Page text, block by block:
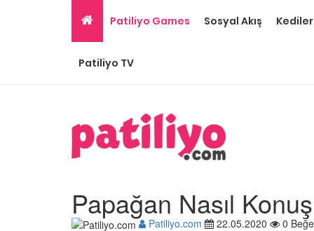
Patiliyo Games Sosyal Akış Kediler
Patiliyo TV
Papağan Nasıl
Patiliyo.com 22.05.2020 0